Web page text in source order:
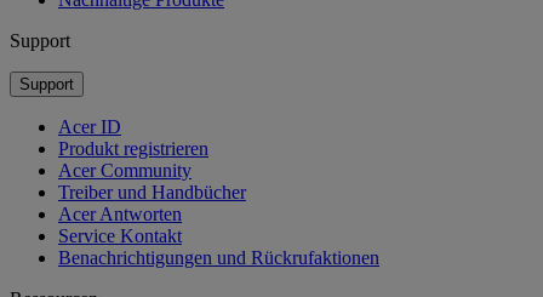
Support
Support
Acer ID
Produkt registrieren
Acer Community
Treiber und Handbücher
Acer Antworten
Service Kontakt
Benachrichtigungen und Rückrufaktionen